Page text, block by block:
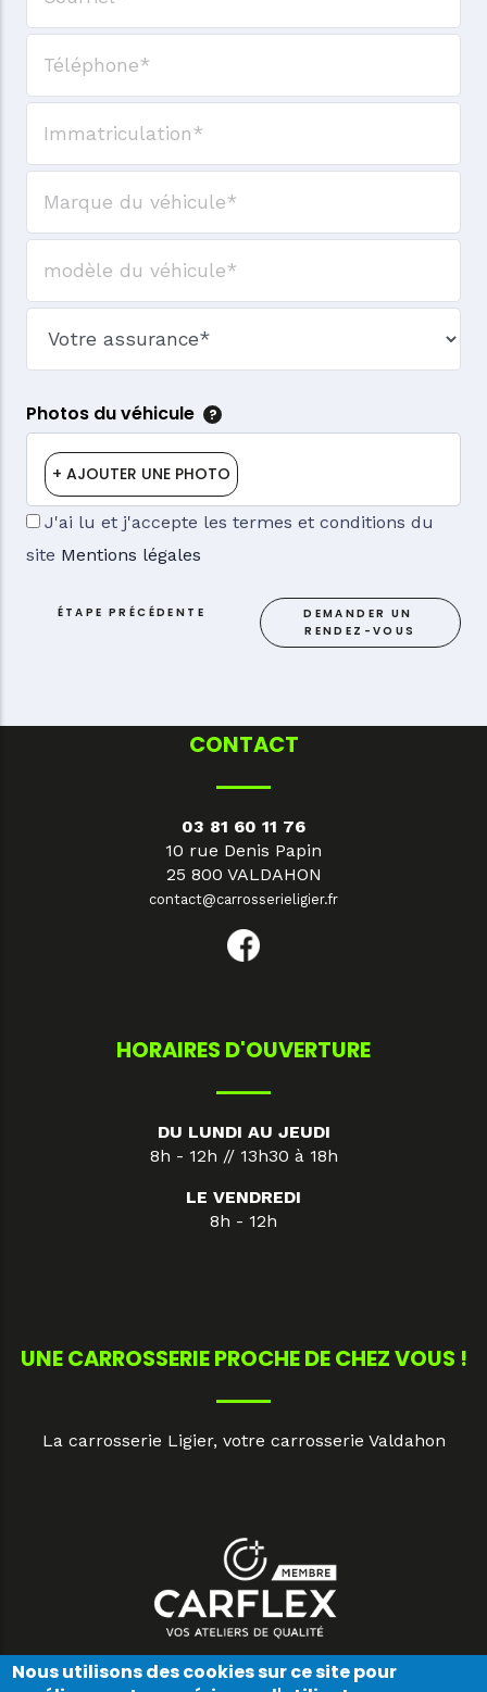
Téléphone
N° d'immatriculation
Marque du véhicule
Modèle du véhicule
Photos du véhicule
J'ai lu et j'accepte les termes et conditions du
site Mentions légales
CONTACT
03 81 60 11 76
10 rue Denis Papin
25 800 VALDAHON
contact@carrosserieligier.fr
HORAIRES D'OUVERTURE
DU LUNDI AU JEUDI
8h - 12h // 13h30 à 18h
LE VENDREDI
8h - 12h
UNE CARROSSERIE PROCHE DE CHEZ VOUS !
La carrosserie Ligier, votre carrosserie Valdahon
Nous utilisons des cookies sur ce site pour